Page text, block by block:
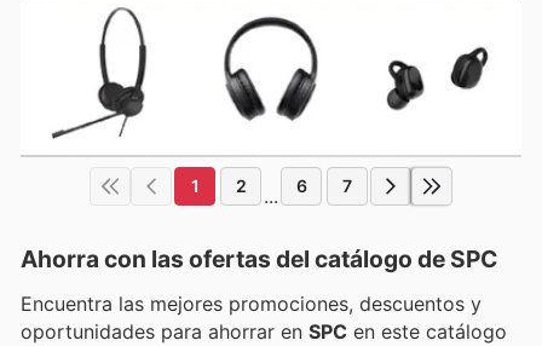
1 2 ... 6 7
Ahorra con las ofertas del catálogo de SPC
Encuentra las mejores promociones, descuentos y
oportunidades para ahorrar en SPC en este catálogo